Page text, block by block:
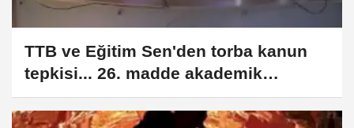
TTB ve Eğitim Sen'den torba kanun
tepkisi... 26. madde akademik
özgürlüğe tehdit